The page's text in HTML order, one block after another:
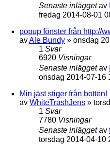
Senaste inläggetav
fredag 2014-08-01
popup fönster från http://
avAle Bundy » onsdag
1 Svar
6920 Visningar
Senaste inläggetav
onsdag 2014-07-16
Min jäst stiger från botten!
av WhiteTrashJens »
1 Svar
7780 Visningar
Senaste inläggetav
torsdag 2014-04-10